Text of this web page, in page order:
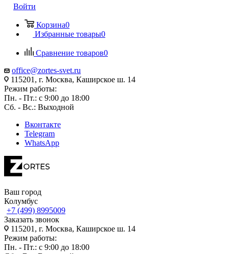
Войти
Корзина0
Избранные товары0
Сравнение товаров0
office@zortes-svet.ru
115201, г. Москва, Каширское ш. 14
Режим работы:
Пн. - Пт.: с 9:00 до 18:00
Сб. - Вс.: Выходной
Вконтакте
Telegram
WhatsApp
Ваш город
Колумбус
+7 (499) 8995009
Заказать звонок
115201, г. Москва, Каширское ш. 14
Режим работы:
Пн. - Пт.: с 9:00 до 18:00